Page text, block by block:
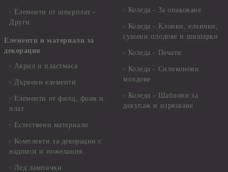
Елементи от шперплат -
Други
Елементи и материали за
декорация
Акрил и пластмаса
Дървени елементи
Елементи от филц, фоам и
плат
Естествени материали
Комплекти за декорации с
надписи и пожелания
Лед лампички
Коледа - За опаковане
Коледа - Kлонки, елхички,
сушени плодове и шишарки
Коледа - Печати
Коледа - Силиконови
молдове
Коледа - Шаблони за
декупаж и изрязване